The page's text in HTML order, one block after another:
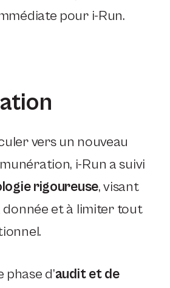
pour i-Run.
vers un nouveau
i-Run a suivi
rigoureuse, visant
donnée et à limiter tout
d’audit et de